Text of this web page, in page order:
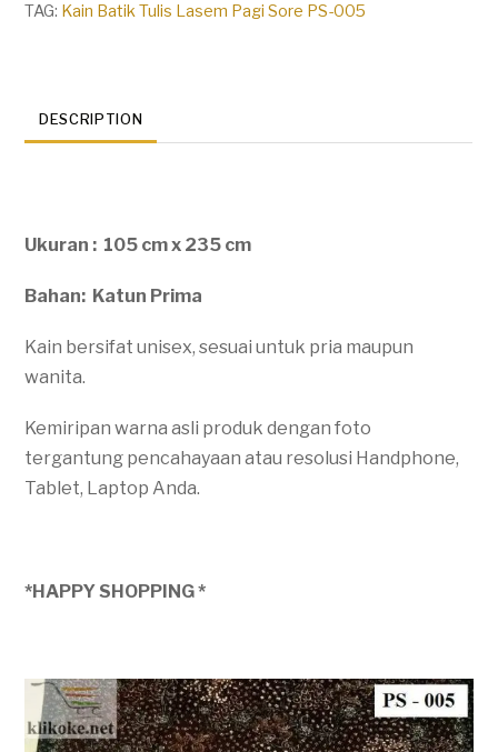
TAG: Kain Batik Tulis Lasem Pagi Sore PS-005
DESCRIPTION
Ukuran : 105 cm x 235 cm
Bahan: Katun Prima
Kain bersifat unisex, sesuai untuk pria maupun
wanita.
Kemiripan warna asli produk dengan foto
tergantung pencahayaan atau resolusi Handphone,
Tablet, Laptop Anda.
*HAPPY SHOPPING *